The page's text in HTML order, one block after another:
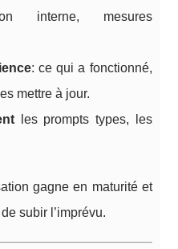
interne, mesures
: ce qui a fonctionné,
mettre à jour.
les prompts types, les
gagne en maturité et
subir l’imprévu.